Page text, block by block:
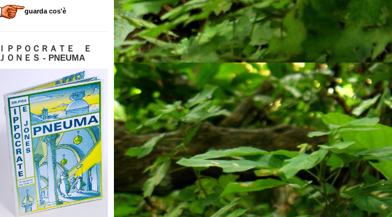
guarda cos'è
ＩＰＰＯＣＲＡＴＥ Ｅ
ＪＯＮＥＳ - PNEUMA